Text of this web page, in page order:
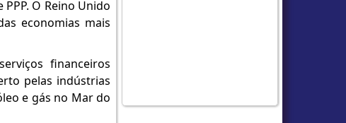
O Reino Unido
economias mais
financeiros
pelas indústrias
e gás no Mar do